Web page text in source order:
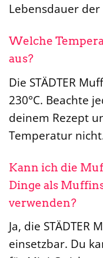
Lebensdauer
Welche
aus?
Die STÄDTER
230°C. Beachte
deinem Rezept
Temperatur
Kann ich die
Dinge als
verwenden?
Ja, die
einsetzbar. Du